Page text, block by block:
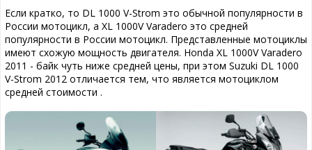
Если кратко, то DL 1000 V-Strom это обычной популярности в
России мотоцикл, а XL 1000V Varadero это средней
популярности в России мотоцикл. Представленные мотоциклы
имеют схожую мощность двигателя. Honda XL 1000V Varadero
2011 - байк чуть ниже средней цены, при этом Suzuki DL 1000
V-Strom 2012 отличается тем, что является мотоциклом
средней стоимости .